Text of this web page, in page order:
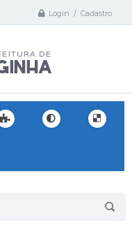
Login / Cadastro